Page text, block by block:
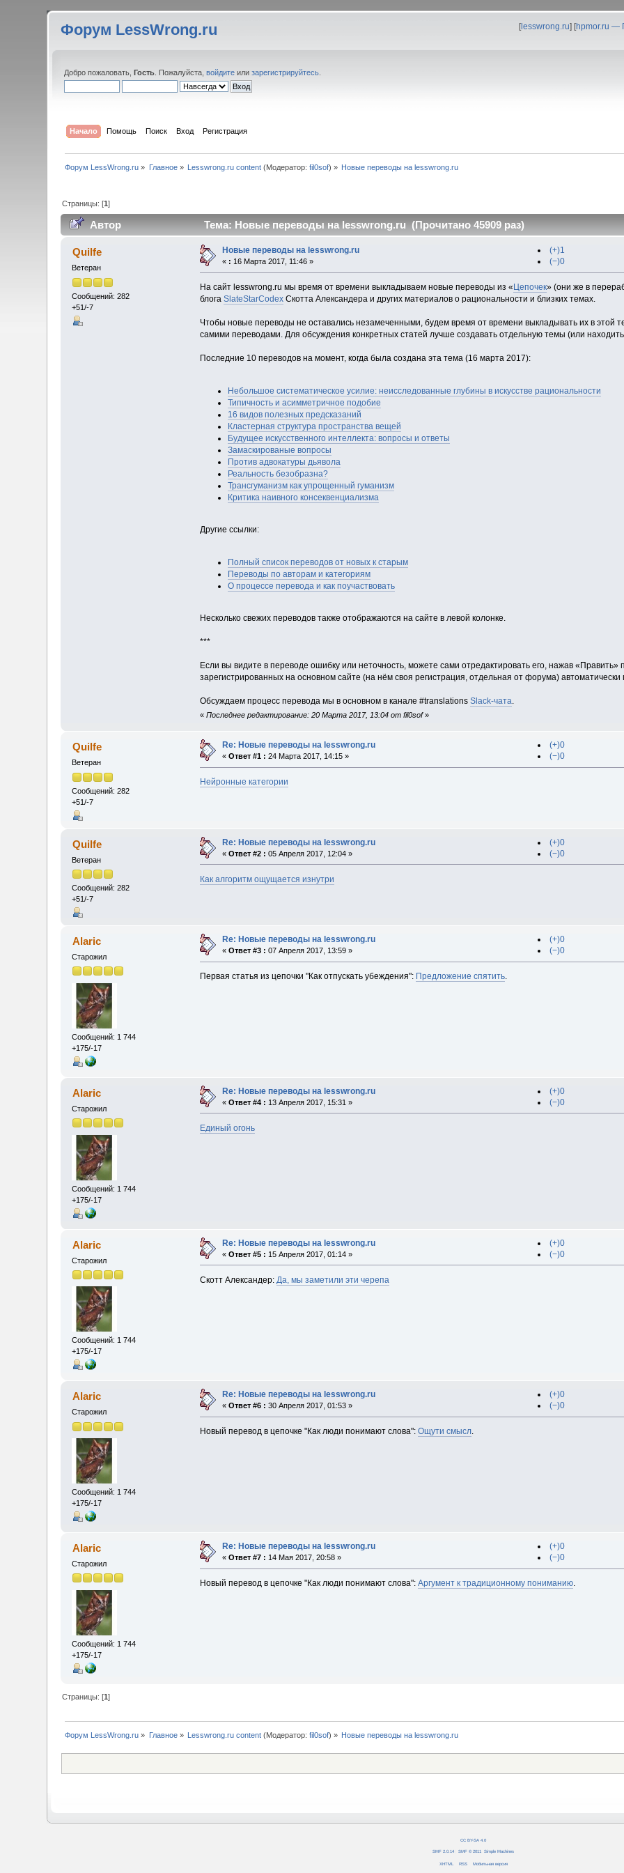
Форум LessWrong.ru [lesswrong.ru] [hpmor.ru —
Добро пожаловать,Гость . Пожалуйста,войдите илизарегистрируйтесь
Начало Помощь Поиск Вход Регистрация
Форум LessWrong.ru » Главное» Lesswrong.ru content (Модератор:fil0sof) » Новые переводы на lesswrong.ru
Страницы: [1]
Автор Тема: Новые переводы на lesswrong.ru (Прочитано 45909 раз)
Quilfe
Ветеран
Сообщений: 282
+51/-7
Новые переводы на lesswrong.ru
« : 16 Марта 2017, 11:46 »
(+)1
(−)0
На сайт lesswrong.ru мы время от времени выкладываем новые переводы из « Цепочек» (они же в
блога SlateStarCodexСкотта Александера и других материалов о рациональности и близких темах.
Чтобы новые переводы не оставались незамеченными, будем время от времени выкладывать их в этой
самими переводами. Для обсуждения конкретных статей лучше создавать отдельную темы (или
Последние 10 переводов на момент, когда была создана эта тема (16 марта 2017):
Небольшое систематическое усилие: неисследованные глубины в искусстве рациональности
Типичность и асимметричное подобие
16 видов полезных предсказаний
Кластерная структура пространства вещей
Будущее искусственного интеллекта: вопросы и ответы
Замаскированые вопросы
Против адвокатуры дьявола
Реальность безобразна?
Трансгуманизм как упрощенный гуманизм
Критика наивного консеквенциализма
Другие ссылки:
Полный список переводов от новых к старым
Переводы по авторам и категориям
О процессе перевода и как поучаствовать
Несколько свежих переводов также отображаются на сайте в левой колонке.
***
Если вы видите в переводе ошибку или неточность, можете сами отредактировать его, нажав «Править»
зарегистрированных на основном сайте (на нём своя регистрация, отдельная от форума)
Обсуждаем процесс перевода мы в основном в канале #translations Slack-чата.
« Последнее редактирование: 20 Марта 2017, 13:04 от fil0sof»
Quilfe
Ветеран
Сообщений: 282
+51/-7
Re: Новые переводы на lesswrong.ru
«Ответ #1 : 24 Марта 2017, 14:15 »
(+)0
(−)0
Нейронные категории
Quilfe
Ветеран
Сообщений: 282
+51/-7
Re: Новые переводы на lesswrong.ru
«Ответ #2 : 05 Апреля 2017, 12:04 »
(+)0
(−)0
Как алгоритм ощущается изнутри
Alaric
Старожил
Сообщений: 1 744
+175/-17
Re: Новые переводы на lesswrong.ru
«Ответ #3 : 07 Апреля 2017, 13:59 »
(+)0
(−)0
Первая статья из цепочки "Как отпускать убеждения": Предложение спятить.
Alaric
Старожил
Сообщений: 1 744
+175/-17
Re: Новые переводы на lesswrong.ru
«Ответ #4 : 13 Апреля 2017, 15:31 »
(+)0
(−)0
Единый огонь
Alaric
Старожил
Сообщений: 1 744
+175/-17
Re: Новые переводы на lesswrong.ru
«Ответ #5 : 15 Апреля 2017, 01:14 »
(+)0
(−)0
Скотт Александер: Да, мы заметили эти черепа
Alaric
Старожил
Сообщений: 1 744
+175/-17
Re: Новые переводы на lesswrong.ru
«Ответ #6 : 30 Апреля 2017, 01:53 »
(+)0
(−)0
Новый перевод в цепочке "Как люди понимают слова": Ощути смысл.
Alaric
Старожил
Сообщений: 1 744
+175/-17
Re: Новые переводы на lesswrong.ru
«Ответ #7 : 14 Мая 2017, 20:58 »
(+)0
(−)0
Новый перевод в цепочке "Как люди понимают слова": Аргумент к традиционному пониманию.
Страницы: [1]
Форум LessWrong.ru » Главное» Lesswrong.ru content (Модератор:fil0sof) » Новые переводы на lesswrong.ru
CC BY-SA 4.0
SMF 2.0.14 SMF © 2011 Simple Machines
XHTML RSS Мобильная версия